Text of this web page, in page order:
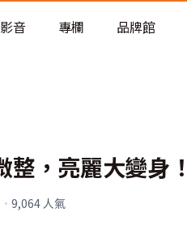
CP 值煥新術
音 專欄 品牌館
，亮麗大變身！
· 9,064人氣